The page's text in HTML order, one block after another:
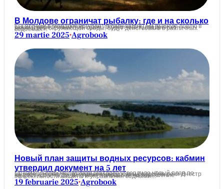
В Молдове ограничат рыбалку: где и на сколько
С 1 апреля в Молдове вступает в силу запрет на рыбную ловлю в связи с нерестовым периодом. Ограничения, введенные Агентством окружающей среды, будут действовать в различных водоемах…
29 martie 2025•Agrobook
Новый план защиты водных ресурсов: кабмин
утвердил документ на 5 лет
Правительство Республики Молдова утвердило новый план по защите и управлению водными ресурсами бассейна реки Днестр на 2025–2030 годы. Документ направлен на повышение эффективности защиты и управления водными…
19 februarie 2025•Agrobook